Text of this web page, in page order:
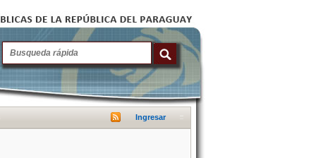
Ingresar